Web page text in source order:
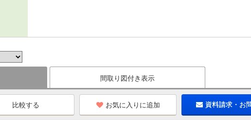
間取り図付き表示
お気に入りに追加 資料請求・お